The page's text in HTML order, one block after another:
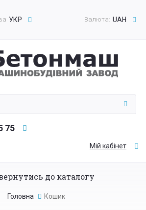
Валюта: UAH
УКР
75
Мій кабінет
до каталогу
Головна Кошик